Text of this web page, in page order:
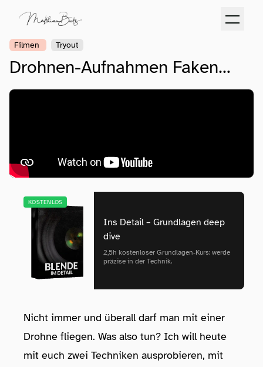
Filmen Tryout
Drohnen-Aufnahmen Faken…
KOSTENLOS
Ins Detail – Grundlagen deep
dive
2,5h kostenloser Grundlagen‑Kurs: werde
präzise in der Technik.
Nicht immer und überall darf man mit einer
Drohne fliegen. Was also tun? Ich will heute
mit euch zwei Techniken ausprobieren, mit